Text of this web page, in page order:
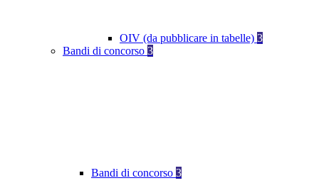
OIV (da pubblicare in tabelle) 3
Bandi di concorso 3
Bandi di concorso 3